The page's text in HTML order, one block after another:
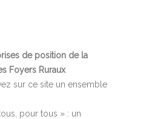
de position de la
Foyers Ruraux
sur ce site un ensemble
pour tous » : un